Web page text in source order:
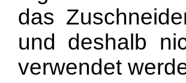
das
und deshalb
verwendet